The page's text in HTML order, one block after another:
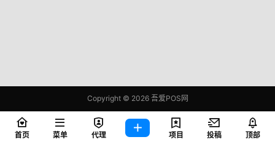
Copyright © 2026吾爱POS网
鄂ICP备2021006283号-1
查询 97 次，耗时 0.4001 秒
首页 菜单 代理 项目 投稿 顶部